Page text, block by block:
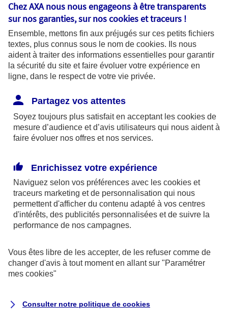
Assurer un nouvel emprunt
Alléger votre budget et/ou renforcer les
garanties d'assurance sur un emprunt
Chez AXA nous nous engageons à être transparents
sur nos garanties, sur noscookies et traceurs !
Ensemble, mettons fin aux préjugés sur ces petits fichiers
textes, plus connus sous le nom de cookies. Ils nous
aident à traiter des informations essentielles pour garantir
la sécurité du site et faire évoluer votre expérience en
ligne, dans le respect de votre vie privée.
Partagez vos attentes
Soyez toujours plus satisfait en acceptant les cookies de
mesure d’audience et d’avis utilisateurs qui nous aident à
faire évoluer nos offres et nos services.
Enrichissez votre expérience
Naviguez selon vos préférences avec les cookies et
traceurs marketing et de personnalisation qui nous
permettent d'afficher du contenu adapté à vos centres
d'intérêts, des publicités personnalisées et de suivre la
performance de nos campagnes.
Vous êtes libre de les accepter, de les refuser comme de
changer d'avis à tout moment en allant sur "Paramétrer
mes cookies"
Consulter notre politique de cookies